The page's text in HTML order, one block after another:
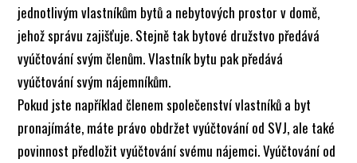
jednotlivým vlastníkům bytů a nebytových prostor v domě,
jehož správu zajišťuje. Stejně tak bytové družstvo předává
vyúčtování svým členům. Vlastník bytu pak předává
vyúčtování svým nájemníkům.
Pokud jste například členem společenství vlastníků a byt
pronajímáte, máte právo obdržet vyúčtování od SVJ, ale také
povinnost předložit vyúčtování svému nájemci. Vyúčtování od